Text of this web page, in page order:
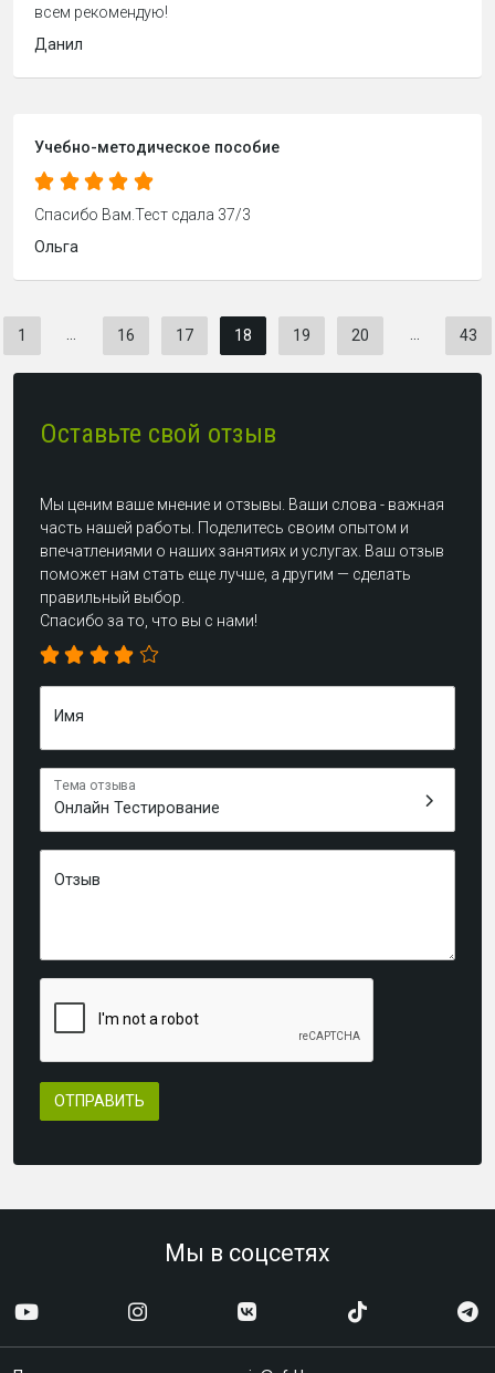
всем рекомендую!
Данил
Учебно-методическое пособие
Спасибо Вам.Тест сдала 37/3
Ольга
1 16 17 18 19 20 43
Оставьте свой отзыв
Мы ценим ваше мнение и отзывы. Ваши слова - важная
часть нашей работы. Поделитесь своим опытом и
впечатлениями о наших занятиях и услугах. Ваш отзыв
поможет нам стать еще лучше, а другим — сделать
правильный выбор.
Спасибо за то, что вы с нами!
Имя
Тема отзыва
Отзыв
ОТПРАВИТЬ
Мы в соцсетях